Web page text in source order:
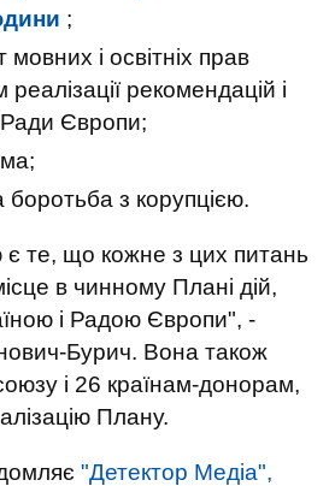
;
і освітніх прав
рекомендацій і
Європи;
боротьба з корупцією.
те, що кожне з цих питань
в чинному Плані дій,
і Радою Європи", -
Бурич. Вона також
і 26 країнам-донорам,
Плану.
"Детектор Медіа",